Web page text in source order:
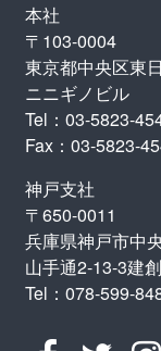
本社
〒103-0004
東京都中央区東
ニニギノビル
Tel：03-5823-
Fax：03-5823-
神戸支社
〒650-0011
兵庫県神戸市中
山手通2-13-3建
Tel：078-599-